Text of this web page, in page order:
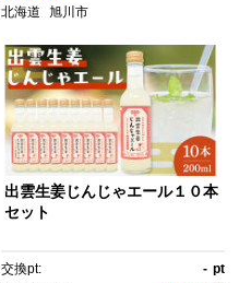
北海道
旭川市
出雲生姜じんじゃエール１０本
セット
交換pt: - pt